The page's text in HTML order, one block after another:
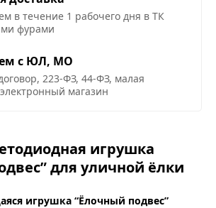
в течение 1 рабочего дня в ТК
фурами
с ЮЛ, МО
223-ФЗ, 44-ФЗ, малая
магазин
игрушка
для уличной ёлки
игрушка “Ёлочный подвес”